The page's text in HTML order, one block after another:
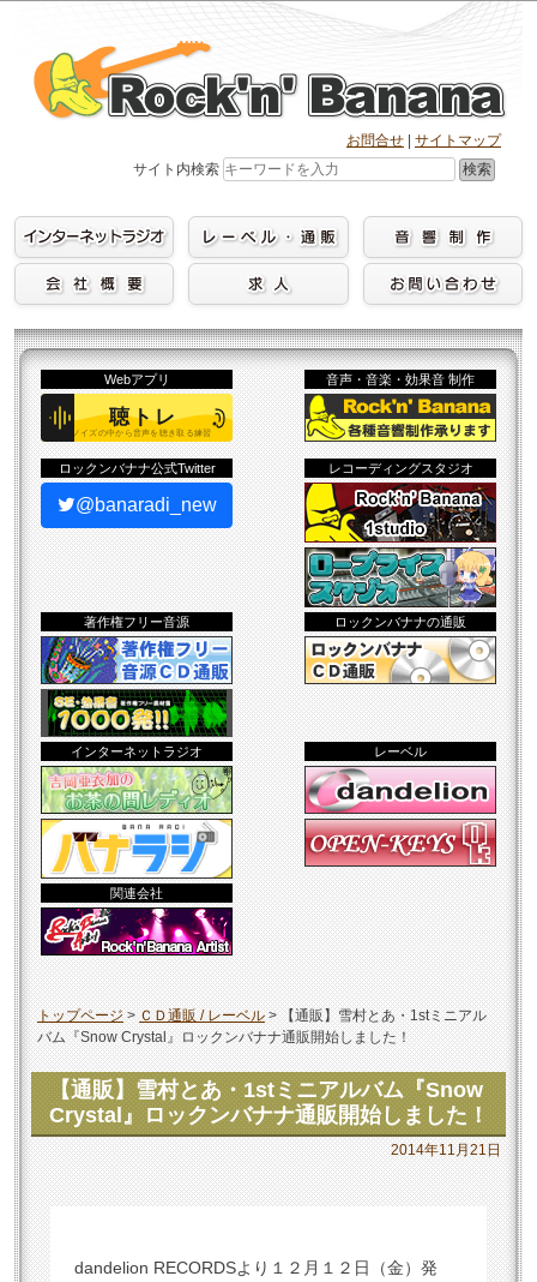
content
お問合せ
サイトマップ
サイト内検索
検索
トップページ>ＣＤ通販 / レーベル>【通販】雪村とあ・1stミニアル
バム『Snow Crystal』ロックンバナナ通販開始しました！
【通販】雪村とあ・1stミニアルバム『Snow
Crystal』ロックンバナナ通販開始しました！
2014年11月21日
dandelion RECORDSより１２月１２日（金）発
Webアプリ 音声・音楽・効果音 制作
ロックンバナナ公式Twitter
@banaradi_new
レコーディングスタジオ
著作権フリー音源 ロックンバナナの通販
インターネットラジオ レーベル
関連会社